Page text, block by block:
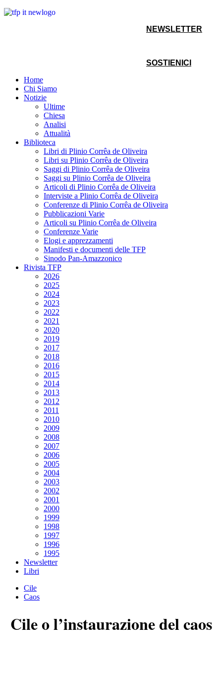
NEWSLETTER
SOSTIENICI
Home
Chi Siamo
Notizie
Ultime
Chiesa
Analisi
Attualità
Biblioteca
Libri di Plinio Corrêa de Oliveira
Libri su Plinio Corrêa de Oliveira
Saggi di Plinio Corrêa de Oliveira
Saggi su Plinio Corrêa de Oliveira
Articoli di Plinio Corrêa de Oliveira
Interviste a Plinio Corrêa de Oliveira
Conferenze di Plinio Corrêa de Oliveira
Pubblicazioni Varie
Articoli su Plinio Corrêa de Oliveira
Conferenze Varie
Elogi e apprezzamenti
Manifesti e documenti delle TFP
Sinodo Pan-Amazzonico
Rivista TFP
2026
2025
2024
2023
2022
2021
2020
2019
2017
2018
2016
2015
2014
2013
2012
2011
2010
2009
2008
2007
2006
2005
2004
2003
2002
2001
2000
1999
1998
1997
1996
1995
Newsletter
Libri
Cile
Caos
Cile o l’instaurazione del caos